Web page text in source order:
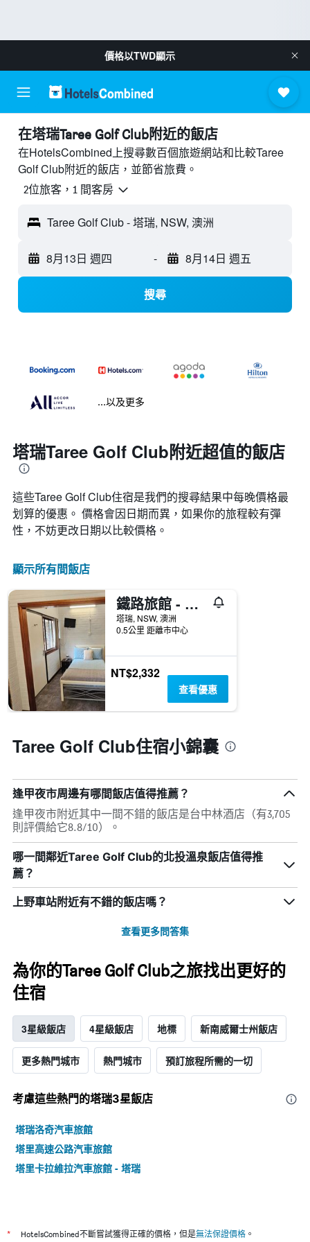
價格以TWD顯示
​在塔瑞Taree Golf Club附近​的飯店
在HotelsCombined上搜尋數百個旅遊網站和比較Taree
Golf Club附近的飯店，並節省旅費。
2位旅客，1 間客房
Taree Golf Club - 塔瑞, NSW, 澳洲
8月13日 週四 - 8月14日 週五
搜尋
...以及更多
塔瑞Taree Golf Club附近超值的飯店
這些Taree Golf Club​住宿是我們的搜尋結果中每晚價格最
划算的優惠。 價格會因日期而異，如果你的旅程較有彈
性，不妨更改日期以比較價格。
顯示所有間飯店
鐵路旅館 - 塔瑞
塔瑞, NSW, 澳洲
0.5公里 距離市中心
NT$2,332
查看優惠
Taree Golf Club住宿小錦囊
逢甲夜市周邊有哪間飯店值得推薦？
逢甲夜市附近其中一間不錯的飯店是台中林酒店（有3,705
則評價給它8.8/10）。
哪一間鄰近Taree Golf Club的北投溫泉飯店值得推
薦？
上野車站附近有不錯的飯店嗎？
查看更多問答集
為你的Taree Golf Club之旅找出更好的
住宿
3星級飯店 4星級飯店 地標 新南威爾士州飯店
更多熱門城市 熱門城市 預訂旅程所需的一切
考慮這些熱門的塔瑞3星​飯店
塔瑞洛奇汽車旅館
塔里高速公路汽車旅館
塔里卡拉維拉汽車旅館 - 塔瑞
* HotelsCombined不斷嘗試獲得正確的價格，但是無法保證價格 。